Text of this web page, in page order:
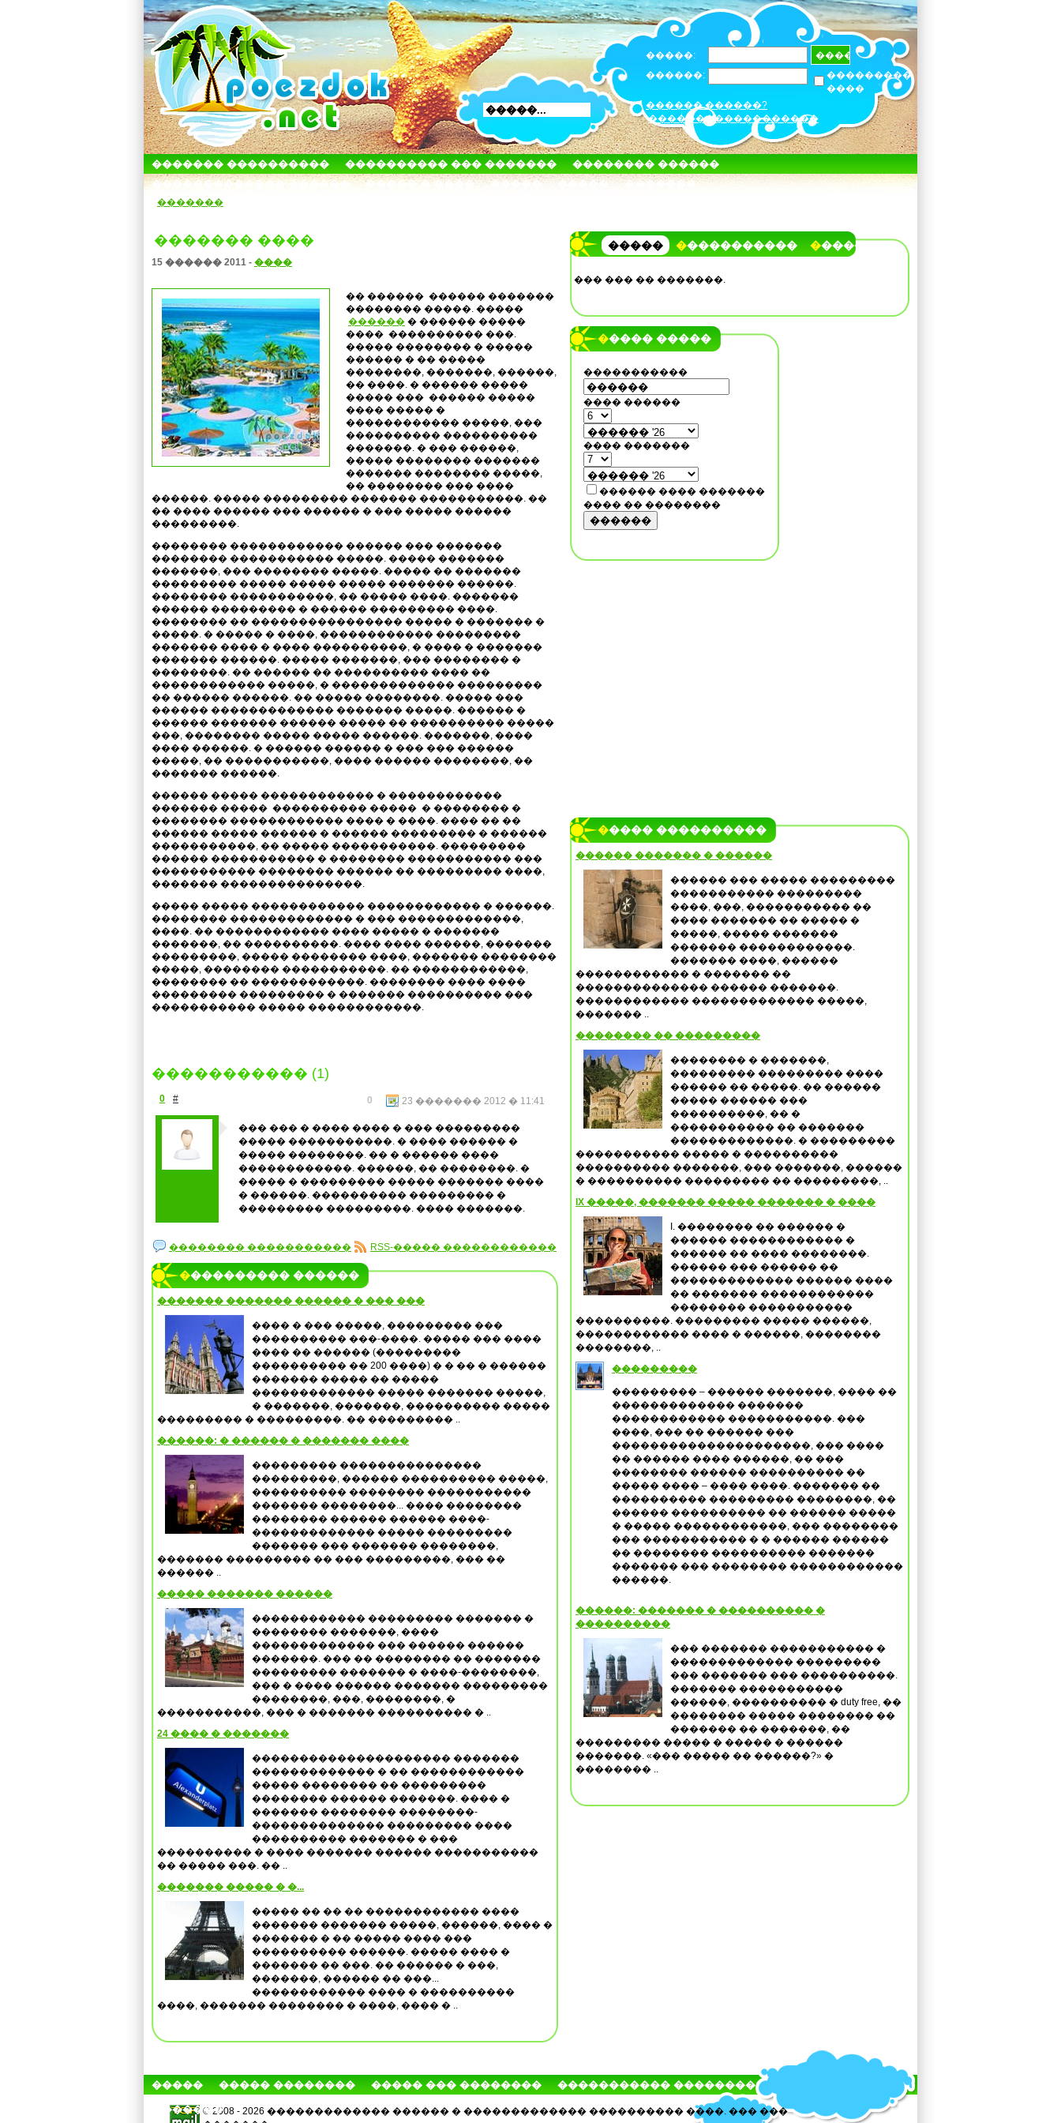
�����:
������:
���������
����
������ ������?
������������������
������� ���������� ���������� ��� �������
�������� ������
������������� ������
����� � ���� ����� ����� �������
�������
������� ����
15 ������ 2011 - ����
�� ������ ������ �������
�������� �����. �����
������ � ������ �����
���� ���������� ���.
����� �������� � �����
������ � �� �����
��������, �������, ������,
�� ����. � ������ �����
����� ��� ������ �����
���� ����� �
������������ �����, ���
���������� ����������
�������. � ��� ������,
����� �������� �������
������� �������� �����,
�� �������� ��� ����
������. ����� ��������� ������� �����������. ��
�� ���� ������ ��� ������ � ��� ����� ������
���������.
�������� ������������ ������ ��� �������
�������� ����������� �����. ����� �������
�������, ��� �������� �����. ����� �� �������
��������� ����� ����� ����� ������� ������.
�������� �����������, �� ����� ����. �������
������ ��������� � ������ ��������� ����.
�������� �� ���������������� ����� � ������� �
�����. � ����� � ����, ������������ ���������
������� ���� � ���� ����������, � ���� � �������
������� ������. ����� �������, ��� �������� �
��������. �� ������ �� ���������� ���� ��
������������ �����, � ������������� ���������
�� ������ ������. �� ����� ��������. ����� ���
������ ������������� ������� �����. ������ �
������ ������� ������ ����� �� ���������� �����
���, �������� ����� ����� ������. �������, ����
���� ������. � ������ ������ � ��� ��� ������
�����, �� �����������, ���� ������ ��������, ��
������� ������.
������ ����� ������������ � ������������
������� ����� ���������� ����� � �������� �
�������� ������������ ���� � ����. ���� �� ��
������ ����� ������ � ������ ��������� � ������
�����������, �� ����� �����������. ���������
������ ����������� � �������� ����������� ���
����������� �������� ������ �� ��������� ����,
������� ���������������.
����� ����� ������������ ������������ � ������.
�������� ������������� � ��� �������������,
����. �� ������������ ���� ����� � �������
�������, �� ����������. ���� ���� ������, �������
���������, ����� �������� ����, ������� ��������
�����, �������� �����������. �� ������������,
�������� �� ������������. �������� ���� ����
��������� ��������� � ������� ���������� ���
����������� ����� ������������.
����������� (1)
0 # 23 ������� 2012 � 11:41
0
��� ��� � ���� ���� � ��� ���������
����� �����������. � ���� ������ �
����� ��������. �� � ������ ����
������������. ������, �� ��������. �
����� � ��������� ����� ������� ����
� ������. ���������� ��������� �
��������� ���������. ���� �������.
�������� ����������� RSS-����� ������������
���������� ������
������� ������� ������ � ��� ���
���� � ��� �����, ��������� ���
���������� ���-����. ����� ��� ����
���� �� ������ (���������
���������� �� 200 ����) � � �� � ������
������� ����� �� �����
������������� ����� ������� �����,
� �������, �������, ���������� �����
��������� � ���������. �� ��������� ..
������: � ������ � ������� ����
��������� ���������������
���������, ������ ���������� �����,
���������� �������� �����������
������� ��������... ���� ��������
�������� ������ ������ ����-
������������� ����� ���������
������� ��� ������� ��������,
������� ��������� �� ��� ���������, ��� ��
������ ..
����� ������� ������
������������ ��������� ������� �
�������� �������, ����
������������� ��� ������ ������
�������. ��� �� �������� �� �������
��������� ������� � ����-��������,
��� � ���� ������ ������� ���������
��������, ���, ��������, �
�����������, ��� � ������� ���������� � ..
24 ���� � �������
��������������������� �������
������������� � �� ������������
����� �������� �� ���������
�������� ������ �������. ���� �
������� �������� ��������-
�������������� ��������� ����
���������� ������� � ���
���������� � ���� ������� ������ �����������
�� ����� ���. �� ..
������� ����� � �...
����� �� �� �� ������������ ����
������� ������� �����, ������, ���� �
������� � �� ����� ���� ���
���������� ������. ����� ���� �
������� �� ���. �� ������ � ���,
�������, ������ �� ���...
������������ ���� � ����������
����, ������� �������� � ����, ���� � ..
����� ����������� �����
��� ��� �� �������.
����� �����
�����������
���� ������
���� �������
������ ���� �������
���� �� ��������
������
����� ����������
������ ������� � ������
������ ��� ����� ���������
����������� ���������
����, ���, ����������� ��
���� ������� �� ����� �
�����, ����� �������
������� ������������.
������� ����, ������
������������ � ������� ��
�������������� ������ �������.
������������ ������������� �����,
������� ..
�������� �� ���������
�������� � �������,
��������� ��������� ����
������ �� �����. �� ������
����� ������ ���
����������, �� �
����������� �� �������
�������������. � ���������
����������� ����� � ����������
���������� �������, ��� �������, ������
� ���������� ��������� �� ���������, ..
IX �����, ������� ����� ������� � ����
I. �������� �� ������ �
������ ������������ �
������ �� ���� ��������.
������ ��� ������ ��
������������� ������ ����
�� ������� ������������
�������� �����������
����������. ��������� ����� ������,
������������ ���� � ������, ��������
��������, ..
���������
��������� – ������ �������, ���� ��
������������� �������
������������ �����������. ���
����, ��� �� ������ ���
���������������������, ��� ����
�� ������ ���� ������, �� ���
�������� ������ ���������� ��
����� ���� – ���� ����. ������� ��
���������� ��������� ��������, ��
������ ���������� �� ������ �����
� ����� ������������, ��� ��������
��� ����������� � � ������ ������
�� �������� ���������� �������
������� ��� �������� ������������
������.
������: ������� � ���������� �
����������
��� ������� ����������� �
������������� ���������
��� ������� ��� ����������.
������� �����������
������, ���������� � duty free, ��
�������� ����� �������� ��
������� �� �������, ��
��������� ����� � ����� � ������
�������. «��� ����� �� ������?» �
�������� ..
����� ����� �������� ����� ��� �������� ����������� ��������
�������© 2008 - 2026 ������������� ������ � ������������� ���������� ����. ��� ���